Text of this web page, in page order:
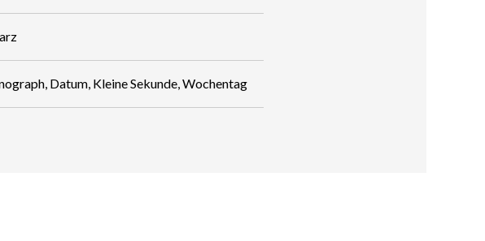
Datum, Kleine Sekunde, Wochentag